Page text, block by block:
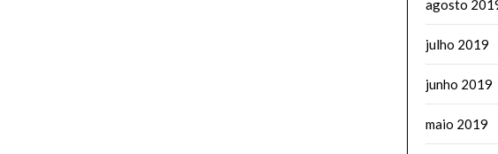
agosto
julho 2019
junho 2019
maio 2019